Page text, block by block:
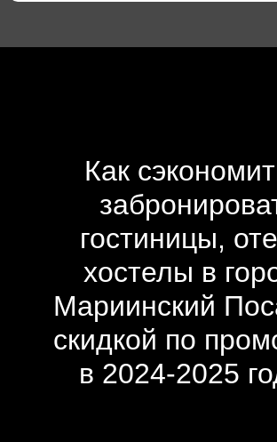
Как
гостиницы,
хостелы в
Мариинский
скидкой по
в 2024-2025